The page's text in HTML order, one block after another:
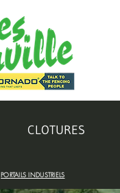
CLOTURES
PORTAILS INDUSTRIELS